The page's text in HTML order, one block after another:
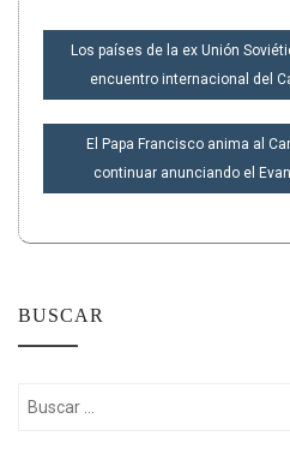
NAVEGACIÓN
ENTRADAS
Los países de la ex Unión
encuentro internacional del
El Papa Francisco anima al
continuar anunciando el
BUSCAR
Buscar: